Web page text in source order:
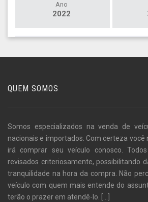
Ano
2022
QUEM SOMOS
Somos especializados na venda de
nacionais e importados. Com certeza você
irá comprar seu veículo conosco.
revisados criteriosamente, possibilitando
tranquilidade na hora da compra. Não
veículo com quem mais entende do
terão o prazer em atendê-lo.